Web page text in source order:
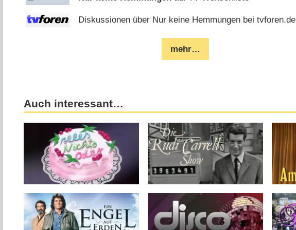
Diskussionen über Nur keine Hemmungen bei tvforen.de
mehr…
Auch interessant…